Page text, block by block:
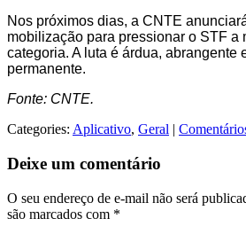
Nos próximos dias, a CNTE
mobilização para pressionar o STF a
categoria. A luta é árdua, abrangente
permanente.
Fonte: CNTE.
Categories: Aplicativo, Geral |
Deixe um comentário
O seu endereço de e-mail não será
são marcados com *